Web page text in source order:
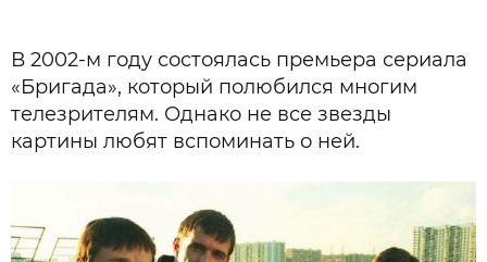
В 2002-м году состоялась премьера сериала
«Бригада», который полюбился многим
телезрителям. Однако не все звезды
картины любят вспоминать о ней.